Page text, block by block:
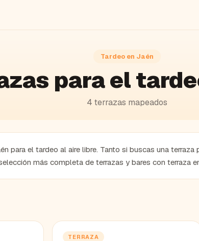
Tardeo en Jaén
para el
4 terrazas mapeados
para el tardeo al aire libre. Tanto si buscas una
más completa de terrazas y bares con terraza
TERRAZA